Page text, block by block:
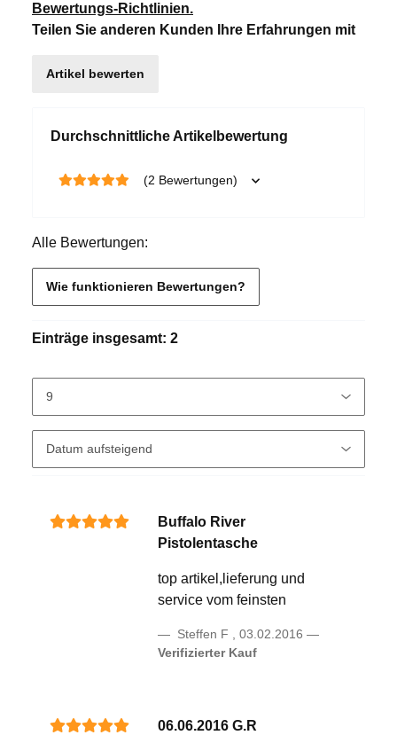
Durchschnittliche Artikelbewertung
(2 Bewertungen)
Bewertungs-Richtlinien.
Teilen Sie anderen Kunden Ihre Erfahrungen mit
Artikel bewerten
Alle Bewertungen:
Wie funktionieren Bewertungen?
Einträge insgesamt: 2
Buffalo River
Pistolentasche
top artikel,lieferung und
service vom feinsten
Steffen F , 03.02.2016
Verifizierter Kauf
06.06.2016 G.R